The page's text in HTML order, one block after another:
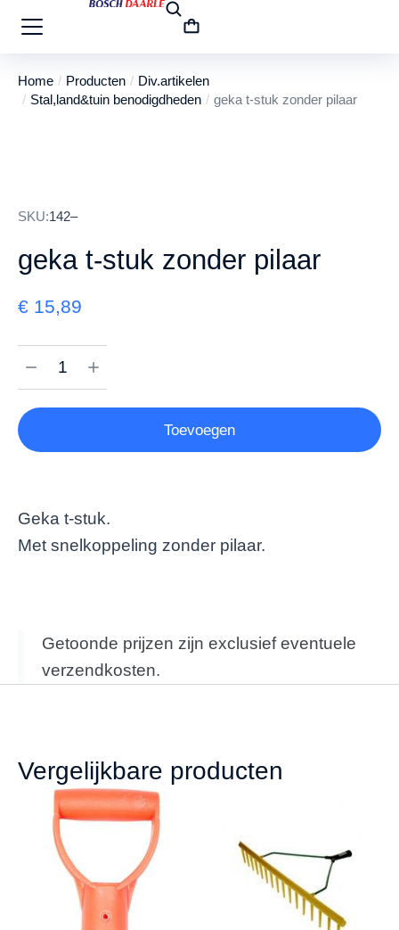
Je bent hier:
Home Producten
Div.artikelen
Stal,land&tuin benodigdheden
geka t-stuk zonder pilaar
SKU:142–
geka t-stuk zonder pilaar
€ 15,89
Toevoegen
Geka t-stuk.
Met snelkoppeling zonder pilaar.
Getoonde prijzen zijn exclusief eventuele
verzendkosten.
Vergelijkbare producten